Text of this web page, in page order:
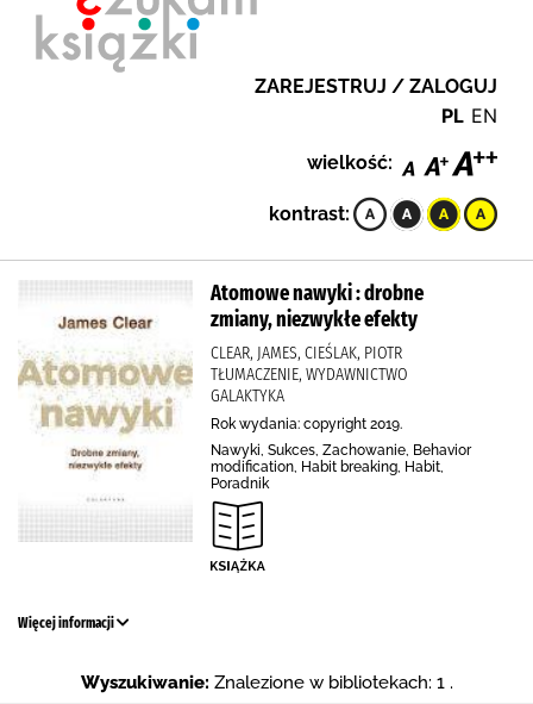
ZAREJESTRUJ / ZALOGUJ
PL EN
wielkość:
kontrast:
Atomowe nawyki : drobne
zmiany, niezwykłe efekty
CLEAR, JAMES, CIEŚLAK, PIOTR
TŁUMACZENIE, WYDAWNICTWO
GALAKTYKA
Rok wydania: copyright 2019.
Nawyki, Sukces, Zachowanie, Behavior
modification, Habit breaking, Habit,
Poradnik
Więcej informacji
Wyszukiwanie: Znalezione w bibliotekach: 1 .